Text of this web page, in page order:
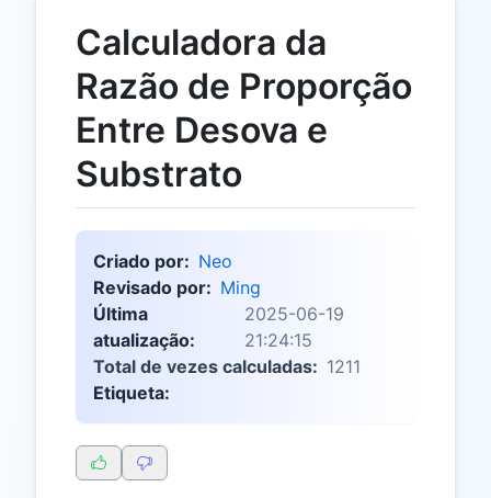
Calculadora da
Razão de Proporção
Entre Desova e
Substrato
Criado por: Neo
Revisado por: Ming
Última
atualização:
2025-06-19
21:24:15
Total de vezes calculadas: 1211
Etiqueta: